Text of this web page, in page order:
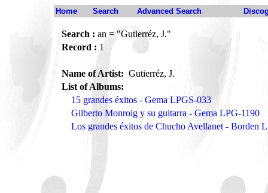
Home Search Advanced Search
Search : an = "Gutierréz, J."
Record : 1
Name of Artist: Gutierréz, J.
List of Albums:
15 grandes éxitos - Gema LPGS-033
Gilberto Monroig y su guitarra - Gema LPG-1190
Los grandes éxitos de Chucho Avellanet - Borden